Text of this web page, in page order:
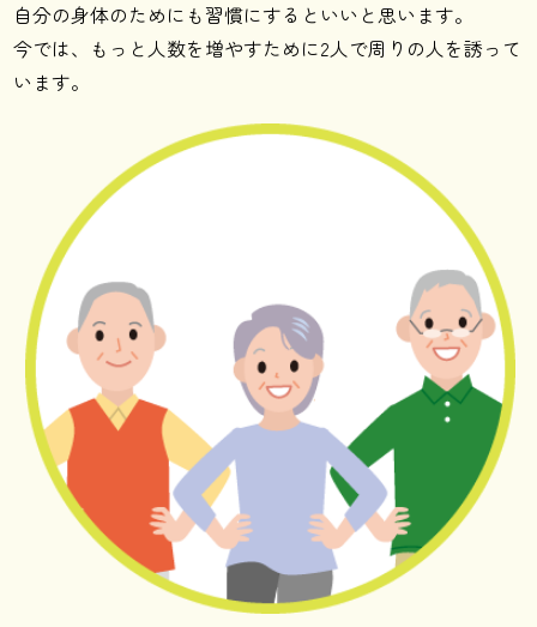
自分の身体のためにも習慣にするといいと思います。
今では、もっと人数を増やすために2人で周りの人を誘って
います。